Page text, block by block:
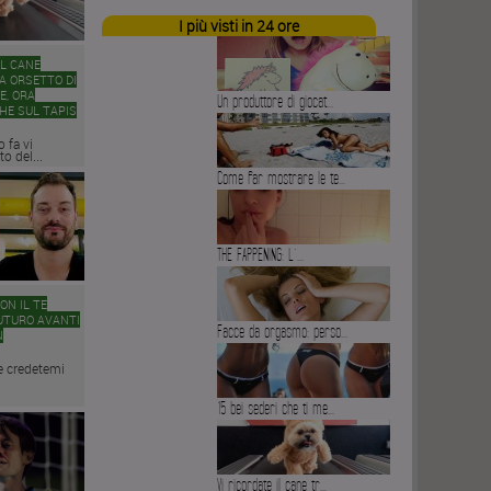
I più visti in 24 ore
Un produttore di giocat...
Come far mostrare le te...
THE FAPPENING: L’...
Facce da orgasmo: perso...
15 bei sederi che ti me...
Vi ricordate il cane tr...
CANE
ORSETTO DI
ORA
SUL TAPIS
fa vi
del...
IL TE
AVANTI
credetemi